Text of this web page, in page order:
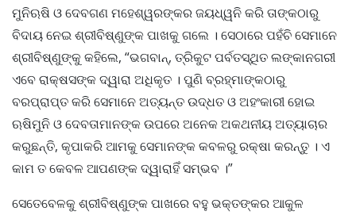
ମୁନିଋଷି ଓ ଦେବଗଣ ମହେଶ୍ୱରଙ୍କର ଜୟଧ୍ୱନି କରି ତାଙ୍କଠାରୁ
ବିଦାୟ ନେଇ ଶ୍ରୀବିଷ୍ଣୁଙ୍କ ପାଖକୁ ଗଲେ । ସେଠାରେ ପହଁଚି ସେମାନେ
ଶ୍ରୀବିଷ୍ଣୁଙ୍କୁ କହିଲେ, “ଭଗବାନ୍, ତ୍ରିକୁଟ ପର୍ବତସ୍ଥିତ ଲଙ୍କାନଗରୀ
ଏବେ ରାକ୍ଷସଙ୍କ ଦ୍ୱାରା ଅଧିକୃତ । ପୁଣି ବ୍ରହ୍ମାଙ୍କଠାରୁ
ବରପ୍ରାପ୍ତ କରି ସେମାନେ ଅତ୍ୟନ୍ତ ଉଦ୍ଧତ ଓ ଅହଂକାରୀ ହୋଇ
ଋଷିମୁନି ଓ ଦେବତାମାନଙ୍କ ଉପରେ ଅନେକ ଅକଥନୀୟ ଅତ୍ୟାଚାର
କରୁଛନ୍ତି, କୃପାକରି ଆମକୁ ସେମାନଙ୍କ କବଳରୁ ରକ୍ଷା କରନ୍ତୁ । ଏ
କାମ ତ କେବଳ ଆପଣଙ୍କ ଦ୍ୱାରାହିଁ ସମ୍ଭବ ।”
ସେତେବେଳକୁ ଶ୍ରୀବିଷ୍ଣୁଙ୍କ ପାଖରେ ବହୁ ଭକ୍ତଙ୍କର ଆକୁଳ